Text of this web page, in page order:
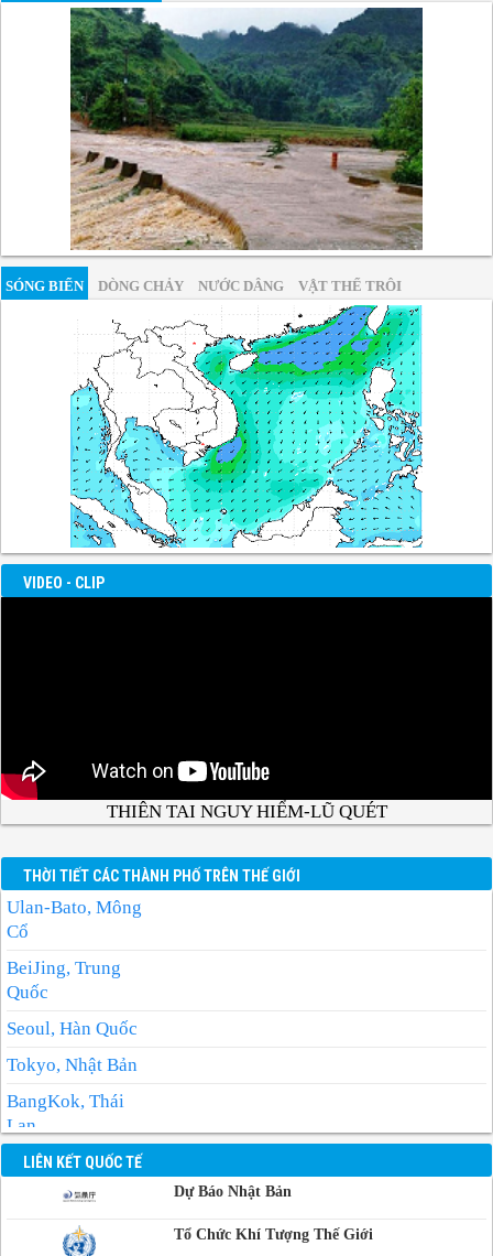
SÓNG BIỂN DÒNG CHẢY NƯỚC DÂNG VẬT THỂ TRÔI
VIDEO - CLIP
THIÊN TAI NGUY HIỂM-LŨ QUÉT
THỜI TIẾT CÁC THÀNH PHỐ TRÊN THẾ GIỚI
Ulan-Bato, Mông
Cổ
BeiJing, Trung
Quốc
Seoul, Hàn Quốc
Tokyo, Nhật Bản
BangKok, Thái
Lan
Manila, Philippin
Phnom-Penh,
Campuchia
LIÊN KẾT QUỐC TẾ
Dự Báo Nhật Bản
Tổ Chức Khí Tượng Thế Giới